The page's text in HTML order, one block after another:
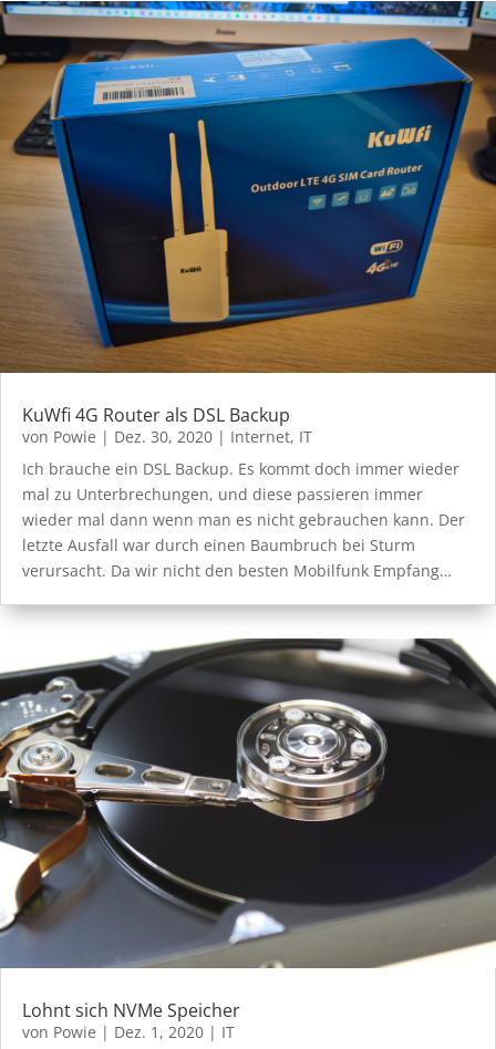
KuWfi 4G Router als DSL Backup
von Powie | Dez. 30, 2020 | Internet, IT
Ich brauche ein DSL Backup. Es kommt doch immer wieder
mal zu Unterbrechungen, und diese passieren immer
wieder mal dann wenn man es nicht gebrauchen kann. Der
letzte Ausfall war durch einen Baumbruch bei Sturm
verursacht. Da wir nicht den besten Mobilfunk Empfang…
Lohnt sich NVMe Speicher
von Powie | Dez. 1, 2020 | IT